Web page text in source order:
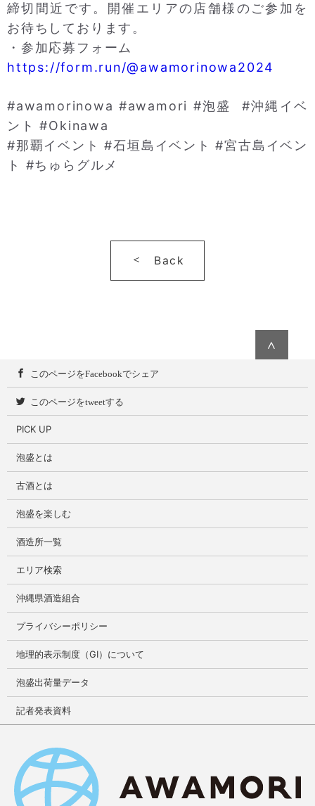
締切間近です。開催エリアの店舗様のご参加を
お待ちしております。
・参加応募フォーム
https://form.run/@awamorinowa2024
#awamorinowa #awamori #泡盛 #沖縄イベ
ント #Okinawa
#那覇イベント #石垣島イベント #宮古島イベン
ト #ちゅらグルメ
Back
∧
このページをFacebookでシェア
このページをtweetする
PICK UP
泡盛とは
古酒とは
泡盛を楽しむ
酒造所一覧
エリア検索
沖縄県酒造組合
プライバシーポリシー
地理的表示制度（GI）について
泡盛出荷量データ
記者発表資料